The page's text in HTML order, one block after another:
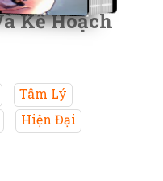
Kế Hoạch
Tâm Lý
Hiện Đại